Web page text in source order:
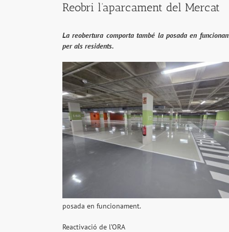
Reobri l’aparcament del Mercat
La reobertura comporta també la posada en
per als residents.
posada en funcionament.
Reactivació de l’ORA